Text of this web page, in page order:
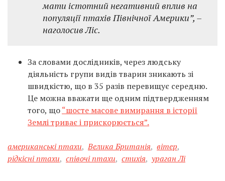
мати істотний негативний вплив на
популяції птахів Північної Америки”, –
наголосив Ліс.
За словами дослідників, через людську
діяльність групи видів тварин зникають зі
швидкістю, що в 35 разів перевищує середню.
Це можна вважати ще одним підтвердженням
того, що“шосте масове вимирання в історії
Землі триває і прискорюється”.
американські птахи, Велика Британія, вітер,
рідкісні птахи, співочі птахи, стихія, ураган Лі